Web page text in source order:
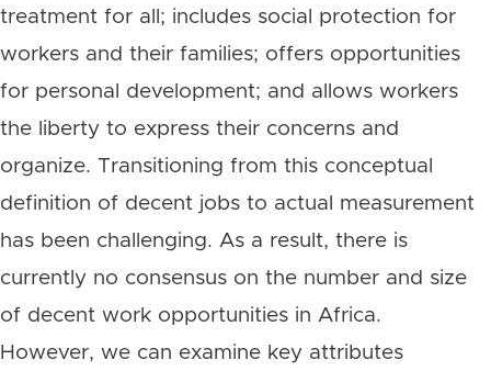
treatment for all; includes social protection for
workers and their families; offers opportunities
for personal development; and allows workers
the liberty to express their concerns and
organize. Transitioning from this conceptual
definition of decent jobs to actual measurement
has been challenging. As a result, there is
currently no consensus on the number and size
of decent work opportunities in Africa.
However, we can examine key attributes